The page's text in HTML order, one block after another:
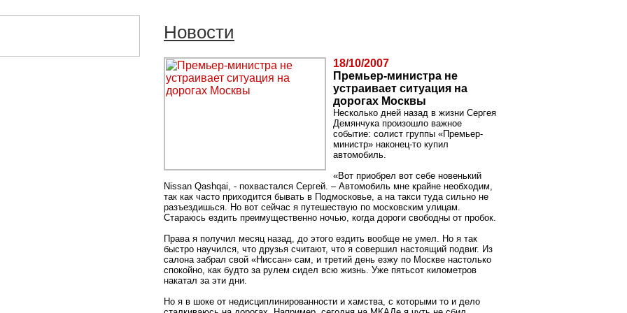
Новости
18/10/2007
Премьер-министра не
устраивает ситуация на
дорогах Москвы
Несколько дней назад в жизни Сергея
Демянчука произошло важное
событие: солист группы «Премьер-
министр» наконец-то купил
автомобиль.
«Вот приобрел вот себе новенький
Nissan Qashqai, - похвастался Сергей. – Автомобиль мне крайне необходим,
так как часто приходится бывать в Подмосковье, а на такси туда сильно не
разъездишься. Но вот сейчас я путешествую по московским улицам.
Стараюсь ездить преимущественно ночью, когда дороги свободны от пробок.
Права я получил месяц назад, до этого ездить вообще не умел. Но я так
быстро научился, что друзья считают, что я совершил настоящий подвиг. Из
салона забрал свой «Ниссан» сам, и третий день езжу по Москве настолько
спокойно, как будто за рулем сидел всю жизнь. Уже пятьсот километров
накатал за эти дни.
Но я в шоке от недисциплинированности и хамства, с которыми то и дело